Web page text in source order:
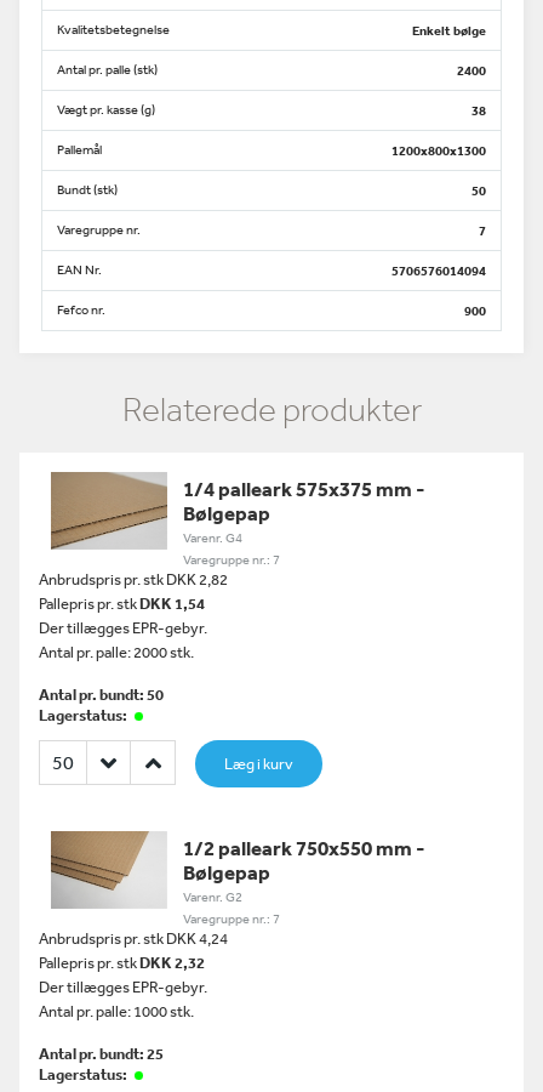
Kvalitetsbetegnelse Enkelt bølge
Antal pr. palle (stk) 2400
Vægt pr. kasse (g) 38
Pallemål 1200x800x1300
Bundt (stk) 50
Varegruppe nr. 7
EAN Nr. 5706576014094
Fefco nr. 900
Relaterede produkter
1/4 palleark 575x375 mm -
Bølgepap
Varenr. G4
Varegruppe nr.: 7
Anbrudspris pr. stk DKK 2,82
Pallepris pr. stkDKK 1,54
Der tillægges EPR-gebyr.
Antal pr. palle: 2000 stk.
Antal pr. bundt: 50
Lagerstatus:
Læg i kurv
1/2 palleark 750x550 mm -
Bølgepap
Varenr. G2
Varegruppe nr.: 7
Anbrudspris pr. stk DKK 4,24
Pallepris pr. stkDKK 2,32
Der tillægges EPR-gebyr.
Antal pr. palle: 1000 stk.
Antal pr. bundt: 25
Lagerstatus: